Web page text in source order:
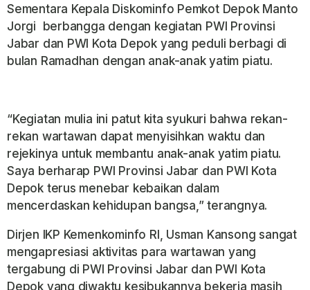
Sementara Kepala Diskominfo Pemkot Depok Manto
Jorgi berbangga dengan kegiatan PWI Provinsi
Jabar dan PWI Kota Depok yang peduli berbagi di
bulan Ramadhan dengan anak-anak yatim piatu.
“Kegiatan mulia ini patut kita syukuri bahwa rekan-
rekan wartawan dapat menyisihkan waktu dan
rejekinya untuk membantu anak-anak yatim piatu.
Saya berharap PWI Provinsi Jabar dan PWI Kota
Depok terus menebar kebaikan dalam
mencerdaskan kehidupan bangsa,” terangnya.
Dirjen IKP Kemenkominfo RI, Usman Kansong sangat
mengapresiasi aktivitas para wartawan yang
tergabung di PWI Provinsi Jabar dan PWI Kota
Depok yang diwaktu kesibukannya bekerja masih